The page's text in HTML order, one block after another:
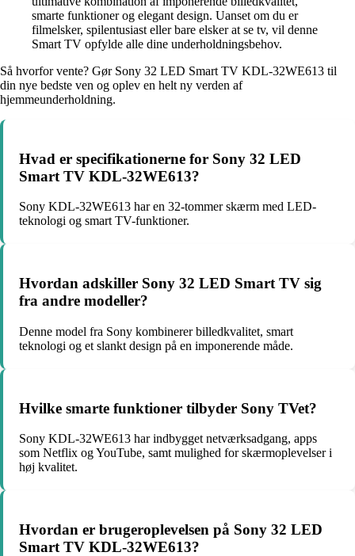
smarte funktioner og elegant design. Uanset om du er
filmelsker, spilentusiast eller bare elsker at se tv, vil denne
Smart TV opfylde alle dine underholdningsbehov.
Så hvorfor vente? Gør Sony 32 LED Smart TV KDL-32WE613 til
din nye bedste ven og oplev en helt ny verden af
hjemmeunderholdning.
Hvad er specifikationerne for Sony 32 LED
Smart TV KDL-32WE613?
Sony KDL-32WE613 har en 32-tommer skærm med LED-
teknologi og smart TV-funktioner.
Hvordan adskiller Sony 32 LED Smart TV sig
fra andre modeller?
Denne model fra Sony kombinerer billedkvalitet, smart
teknologi og et slankt design på en imponerende måde.
Hvilke smarte funktioner tilbyder Sony TVet?
Sony KDL-32WE613 har indbygget netværksadgang, apps
som Netflix og YouTube, samt mulighed for skærmoplevelser i
høj kvalitet.
Hvordan er brugeroplevelsen på Sony 32 LED
Smart TV KDL-32WE613?